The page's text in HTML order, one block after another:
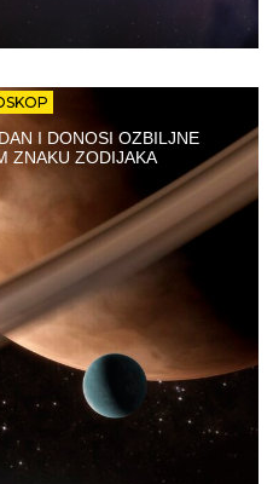
I DONOSI OZBILJNE
ZNAKU ZODIJAKA